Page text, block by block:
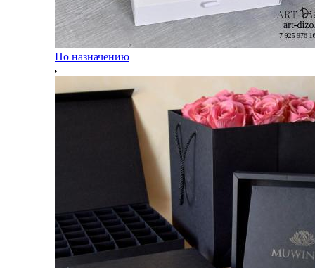
По назначению